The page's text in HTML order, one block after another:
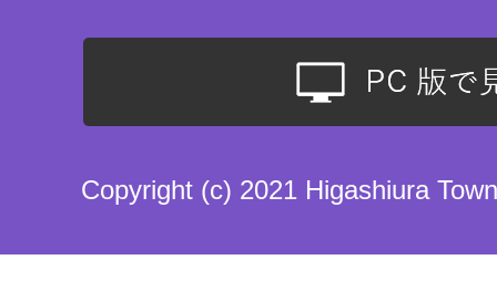
Copyright (c) 2021 Higashiura